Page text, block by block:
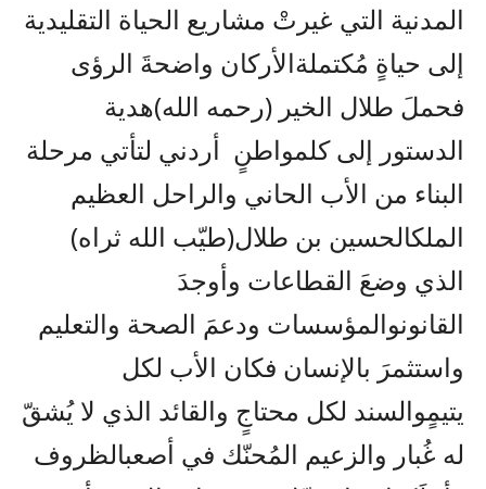
المدنية التي غيرتْ مشاريع الحياة التقليدية
إلى حياةٍ مُكتملةالأركان واضحةَ الرؤى
فحملَ طلال الخير (رحمه الله)هدية
الدستور إلى كلمواطنٍ أردني لتأتي مرحلة
البناء من الأب الحاني والراحل العظيم
الملكالحسين بن طلال(طيّب الله ثراه)
الذي وضعَ القطاعات وأوجدَ
القانونوالمؤسسات ودعمَ الصحة والتعليم
واستثمرَ بالإنسان فكان الأب لكل
يتيمٍوالسند لكل محتاجٍ والقائد الذي لا يُشقّ
له غُبار والزعيم المُحنّك في أصعبالظروف